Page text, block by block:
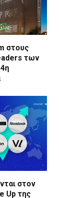
στους
των
στον
Up της